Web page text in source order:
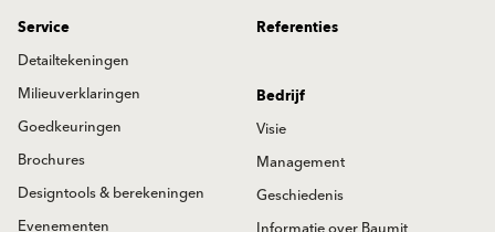
Service
Detailtekeningen
Milieuverklaringen
Goedkeuringen
Brochures
Designtools & berekeningen
Evenementen
Referenties
Bedrijf
Visie
Management
Geschiedenis